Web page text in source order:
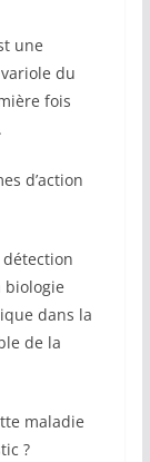
une
du
fois
d’action
détection
biologie
dans la
de la
maladie
?